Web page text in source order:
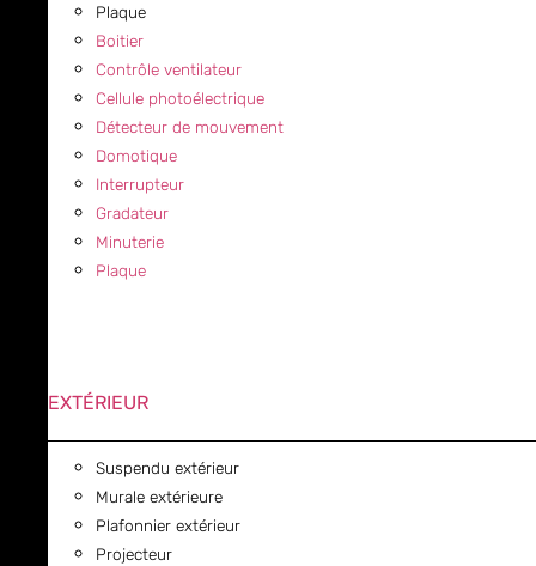
Plaque
Boitier
Contrôle ventilateur
Cellule photoélectrique
Détecteur de mouvement
Domotique
Interrupteur
Gradateur
Minuterie
Plaque
EXTÉRIEUR
Suspendu extérieur
Murale extérieure
Plafonnier extérieur
Projecteur